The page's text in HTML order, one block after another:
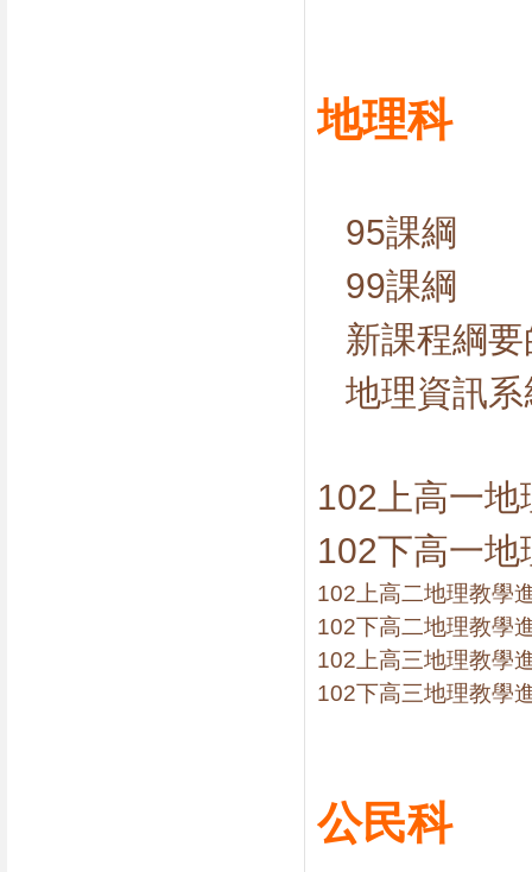
地理科
95課綱
99課綱
新課程綱
地理資訊系
102上高一
102下高一
102上高二地理教學
102下高二地理教學
102上高三地理教學
102下高三地理教學
公民科